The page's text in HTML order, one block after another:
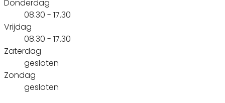
Donderdag
08.30 - 17.30
Vrijdag
08.30 - 17.30
Zaterdag
gesloten
Zondag
gesloten